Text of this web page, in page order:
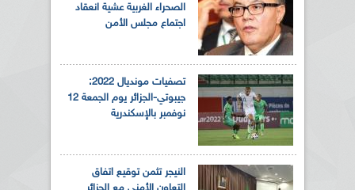
الصحراء الغربية عشية انعقاد
اجتماع مجلس الأمن
تصفيات مونديال 2022:
جيبوتي-الجزائر يوم الجمعة 12
نوفمبر بالإسكندرية
النيجر تثمن توقيع اتفاق